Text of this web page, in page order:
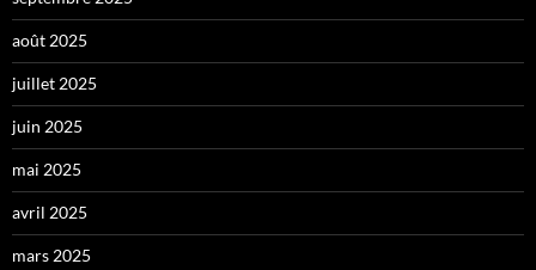
août 2025
juillet 2025
juin 2025
mai 2025
avril 2025
mars 2025